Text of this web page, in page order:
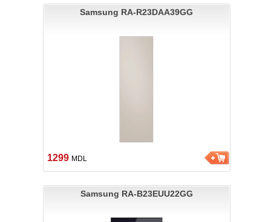
Samsung RA-R23DAA39GG
1299 MDL
Samsung RA-B23EUU22GG